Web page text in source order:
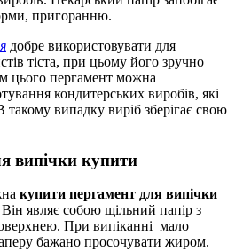
пригоранню.
добре використовувати для
тіста, при цьому його зручно
цього пергамент можна
кондитерських виробів, які
випадку виріб зберігає свою
випічки купити
купити пергамент для випічки
являє собою щільний папір з
При випіканні мало
бажано просочувати жиром.